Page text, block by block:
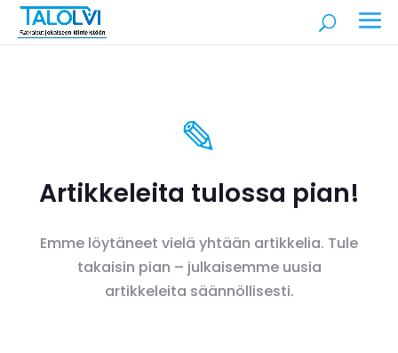
✎
Artikkeleita tulossa pian!
Emme löytäneet vielä yhtään artikkelia. Tule
takaisin pian – julkaisemme uusia
artikkeleita säännöllisesti.